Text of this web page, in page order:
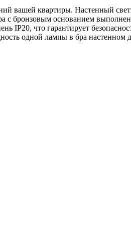
вашей квартиры. Настенный
с бронзовым основанием
IP20, что гарантирует
одной лампы в бра настенном